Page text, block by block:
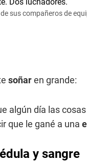
sus compañeros de
soñaren grande:
algún día las
que le gané a una
y sangre